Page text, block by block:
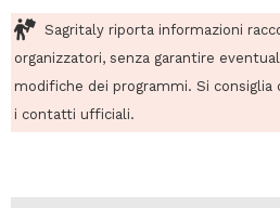
Sagritaly riporta informazioni
organizzatori, senza garantire
modifiche dei programmi. Si
i contatti ufficiali.